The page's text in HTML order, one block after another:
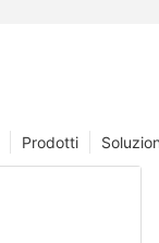
Prodotti